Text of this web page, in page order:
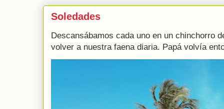
Soledades
Descansábamos cada uno en un chinchorro
volver a nuestra faena diaria. Papá volvía